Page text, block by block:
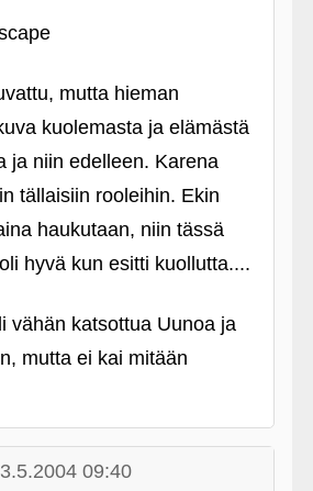
mutta hieman
kuolemasta ja elämästä
ja niin edelleen. Karena
tällaisiin rooleihin. Ekin
haukutaan, niin tässä
hyvä kun esitti kuollutta....
vähän katsottua Uunoa ja
mutta ei kai mitään
3.5.2004 09:40